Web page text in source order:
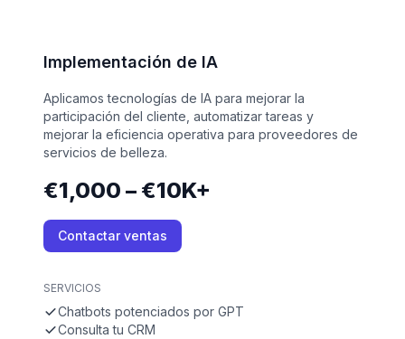
Implementación de IA
Aplicamos tecnologías de IA para mejorar la
participación del cliente, automatizar tareas y
mejorar la eficiencia operativa para proveedores de
servicios de belleza.
€1,000 – €10K+
Contactar ventas
SERVICIOS
Chatbots potenciados por GPT
Consulta tu CRM